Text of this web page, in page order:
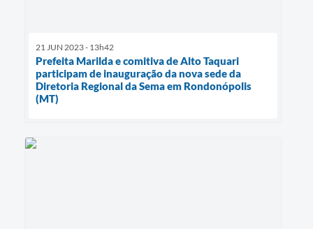
21 JUN 2023 - 13h42
Prefeita Marilda e comitiva de Alto Taquari
participam de inauguração da nova sede da
Diretoria Regional da Sema em Rondonópolis
(MT)